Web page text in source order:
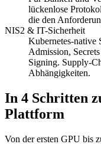
lückenlose
die den
NIS2 & IT-Sicherheit
Kubernetes-
Admission,
Signing. Supply-
Abhängigkeiten.
In 4 Schritten
Plattform
Von der ersten GPU bis